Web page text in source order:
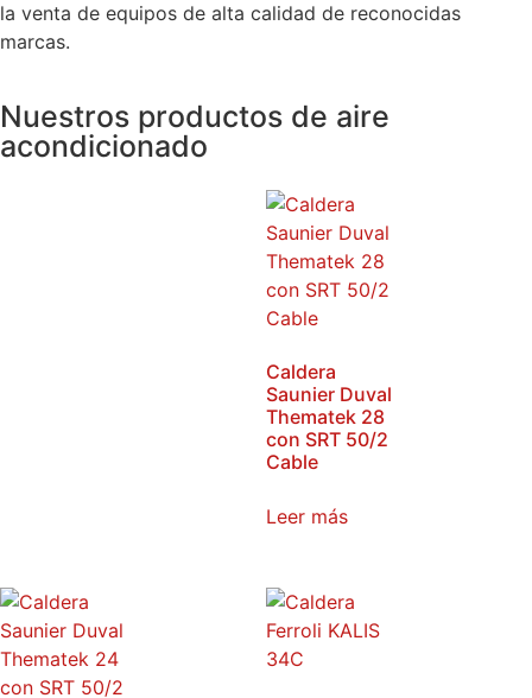
la venta de equipos de alta calidad de reconocidas
marcas.
Nuestros productos de aire
acondicionado
Caldera
Saunier Duval
Thematek 28
con SRT 50/2
Cable
Leer más